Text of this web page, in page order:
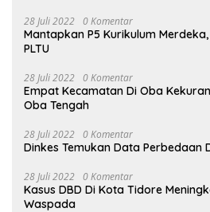
28 Juli 2022 0 Komentar
Mantapkan P5 Kurikulum
PLTU
28 Juli 2022 0 Komentar
Empat Kecamatan Di Oba
Oba Tengah
28 Juli 2022 0 Komentar
Dinkes Temukan Data Perbedaan
28 Juli 2022 0 Komentar
Kasus DBD Di Kota Tidore
Waspada